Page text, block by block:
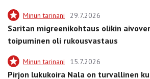
Minun tarinani 29.7.2026
Saritan migreenikohtaus olikin
toipuminen oli rukousvastaus
Minun tarinani 15.7.2026
Pirjon lukukoira Nala on turvallinen